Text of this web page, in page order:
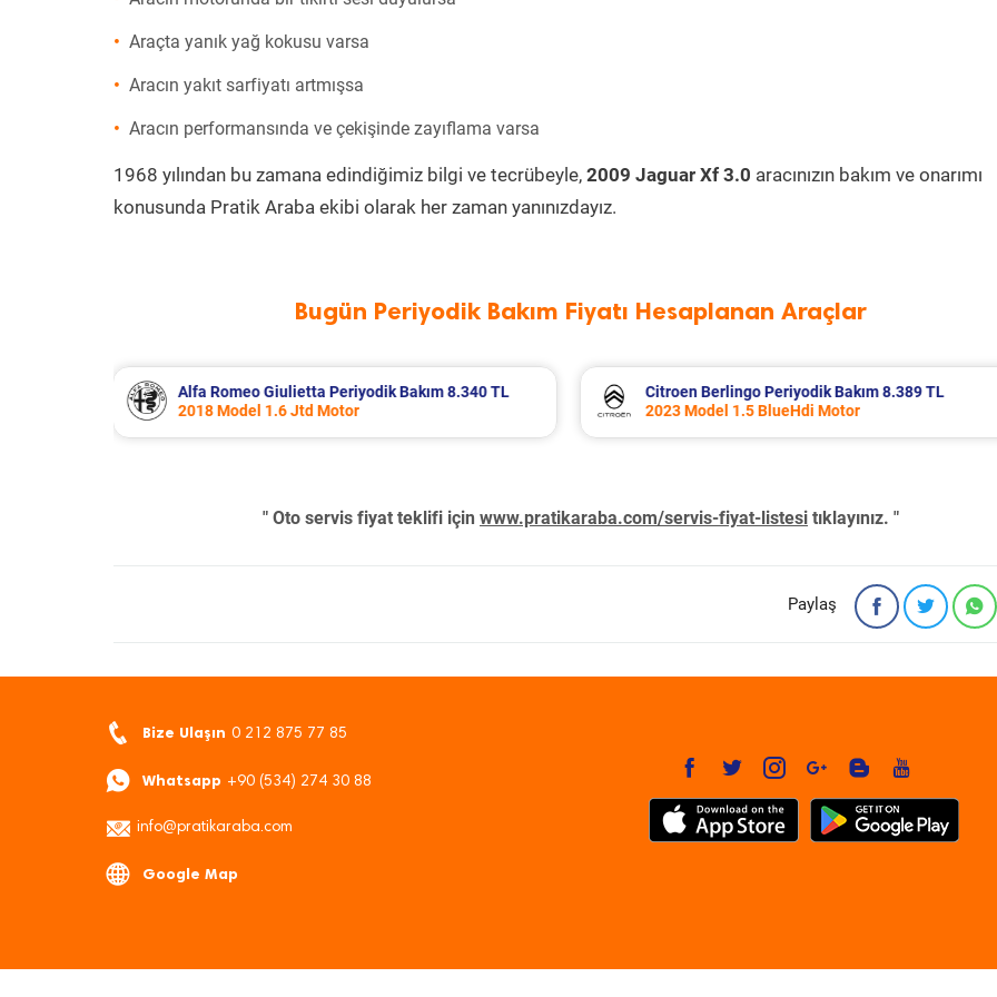
Araçta yanık yağ kokusu varsa
Aracın yakıt sarfiyatı artmışsa
Aracın performansında ve çekişinde zayıflama varsa
1968 yılından bu zamana edindiğimiz bilgi ve tecrübeyle, 2009 Jaguar Xf 3.0 aracınızın bakım ve onarımı
konusunda Pratik Araba ekibi olarak her zaman yanınızdayız.
Bugün Periyodik Bakım Fiyatı Hesaplanan Araçlar
Citroen Berlingo Periyodik Bakım 8.389 TL
2023 Model 1.5 BlueHdi Motor
Fiat Egea Cross Periyodik Bakım 8.683 TL
2023 Model 1.6 Multijet Motor
" Oto servis fiyat teklifi için www.pratikaraba.com/servis-fiyat-listesi tıklayınız. "
Paylaş
Bize Ulaşın 0 212 875 77 85
Whatsapp +90 (534) 274 30 88
info@pratikaraba.com
Google Map